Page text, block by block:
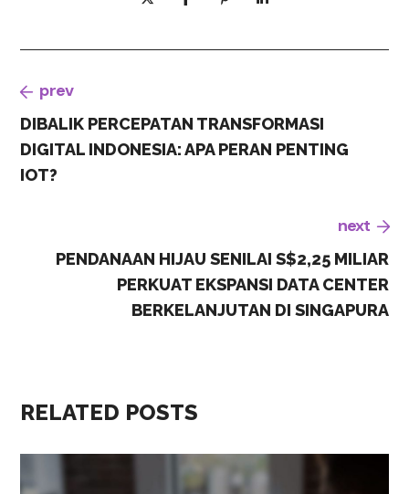
prev
DIBALIK PERCEPATAN TRANSFORMASI
DIGITAL INDONESIA: APA PERAN PENTING
IOT?
next
PENDANAAN HIJAU SENILAI S$2,25 MILIAR
PERKUAT EKSPANSI DATA CENTER
BERKELANJUTAN DI SINGAPURA
RELATED POSTS